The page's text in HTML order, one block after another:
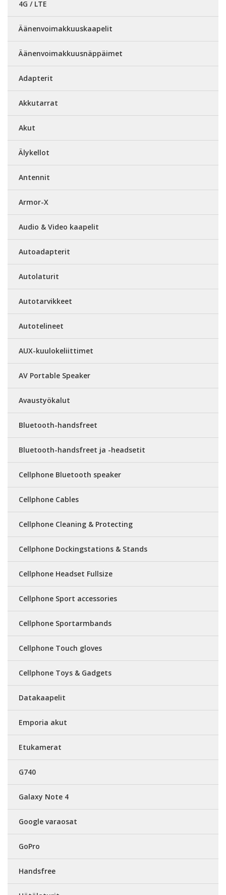
4G / LTE
Äänenvoimakkuuskaapelit
Äänenvoimakkuusnäppäimet
Adapterit
Akkutarrat
Akut
Älykellot
Antennit
Armor-X
Audio & Video kaapelit
Autoadapterit
Autolaturit
Autotarvikkeet
Autotelineet
AUX-kuulokeliittimet
AV Portable Speaker
Avaustyökalut
Bluetooth-handsfreet
Bluetooth-handsfreet ja -headsetit
Cellphone Bluetooth speaker
Cellphone Cables
Cellphone Cleaning & Protecting
Cellphone Dockingstations & Stands
Cellphone Headset Fullsize
Cellphone Sport accessories
Cellphone Sportarmbands
Cellphone Touch gloves
Cellphone Toys & Gadgets
Datakaapelit
Emporia akut
Etukamerat
G740
Galaxy Note 4
Google varaosat
GoPro
Handsfree